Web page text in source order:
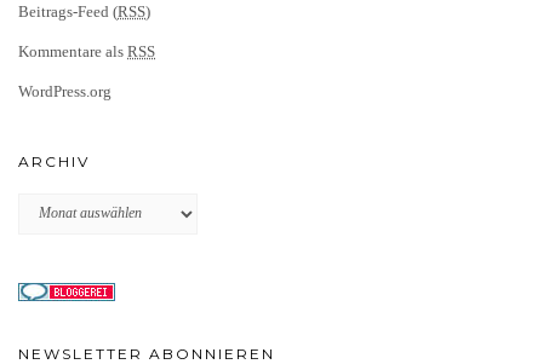
Beitrags-Feed (RSS)
Kommentare als RSS
WordPress.org
ARCHIV
Archiv
NEWSLETTER ABONNIEREN